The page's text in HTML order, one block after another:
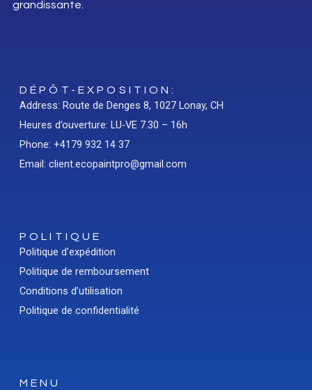
grandissante.
DÉPÔT-EXPOSITION:
Address: Route de Denges 8, 1027 Lonay, CH
Heures d’ouverture: LU-VE 7.30 – 16h
Phone: +4179 932 14 37
Email: client.ecopaintpro@gmail.com
POLITIQUE
Politique d’expédition
Politique de remboursement
Conditions d’utilisation
Politique de confidentialité
MENU